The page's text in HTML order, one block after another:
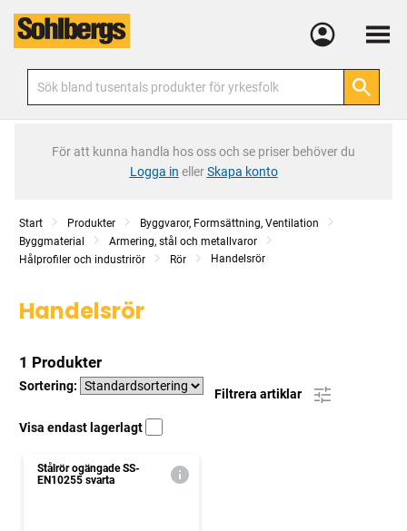
Meny
För att kunna handla hos oss och se priser behöver du
Logga in ellerSkapa konto
Start Produkter
Byggvaror, Formsättning, Ventilation
Byggmaterial
Armering, stål och metallvaror
Hålprofiler och industrirör
Rör Handelsrör
Handelsrör
1 Produkter
Sortering:
Filtrera artiklar
Visa endast lagerlagt
Stålrör ogängade SS-
EN10255 svarta